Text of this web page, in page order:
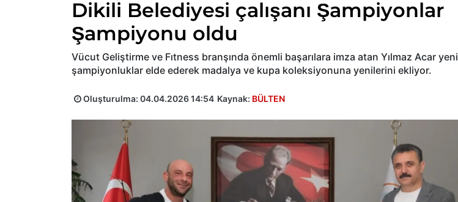
Dikili Belediyesi çalışanı Şampiyonlar
Şampiyonu oldu
Vücut Geliştirme ve Fıtness branşında önemli başarılara imza atan Yılmaz Acar yeni
şampiyonluklar elde ederek madalya ve kupa koleksiyonuna yenilerini ekliyor.
Oluşturulma: 04.04.2026 14:54 Kaynak: BÜLTEN